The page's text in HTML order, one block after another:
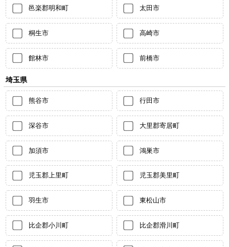
邑楽郡明和町 太田市
桐生市 高崎市
館林市 前橋市
埼玉県
熊谷市 行田市
深谷市 大里郡寄居町
加須市 鴻巣市
児玉郡上里町 児玉郡美里町
羽生市 東松山市
比企郡小川町 比企郡滑川町